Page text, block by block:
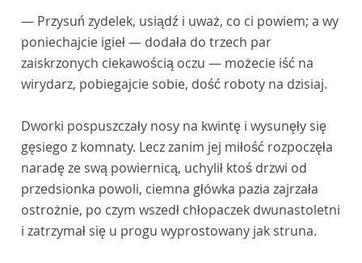
— Przysuń zydelek, usiądź i uważ, co ci powiem; a wy
poniechajcie igieł — dodała do trzech par
zaiskrzonych ciekawością oczu — możecie iść na
wirydarz, pobiegajcie sobie, dość roboty na dzisiaj.
Dworki pospuszczały nosy na kwintę i wysunęły się
gęsiego z komnaty. Lecz zanim jej miłość rozpoczęła
naradę ze swą powiernicą, uchylił ktoś drzwi od
przedsionka powoli, ciemna główka pazia zajrzała
ostrożnie, po czym wszedł chłopaczek dwunastoletni
i zatrzymał się u progu wyprostowany jak struna.